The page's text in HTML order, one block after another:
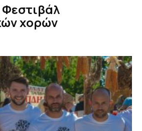
χορών